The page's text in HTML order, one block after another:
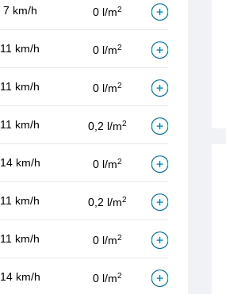
7 km/h 0 l/m2
11 km/h 0 l/m2
11 km/h 0 l/m2
11 km/h 0,2 l/m2
14 km/h 0 l/m2
11 km/h 0,2 l/m2
11 km/h 0 l/m2
14 km/h 0 l/m2